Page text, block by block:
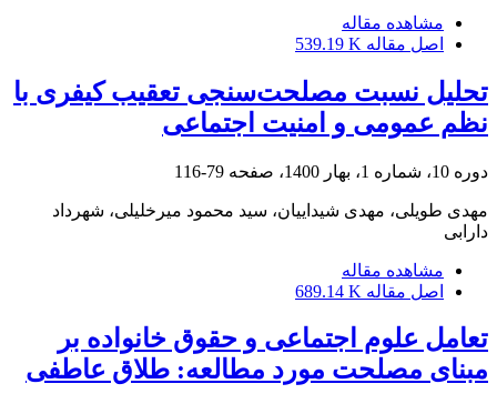
مشاهده مقاله
اصل مقاله 539.19 K
تحلیل نسبت مصلحت‌سنجی تعقیب کیفری با
نظم عمومی و امنیت اجتماعی
دوره 10، شماره 1، بهار 1400، صفحه 79-116
مهدی طویلی، مهدی شیداییان، سید محمود میرخلیلی، شهرداد
دارابی
مشاهده مقاله
اصل مقاله 689.14 K
تعامل علوم اجتماعی و حقوق خانواده بر
مبنای مصلحت مورد مطالعه: طلاق عاطفی